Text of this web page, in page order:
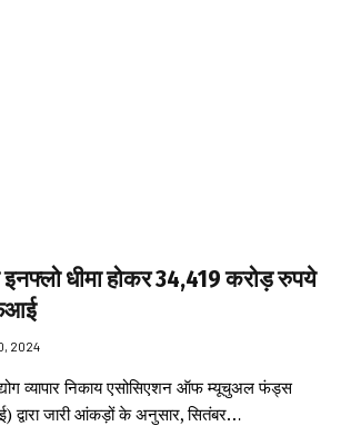
इनफ्लो धीमा होकर 34,419 करोड़ रुपये
2024
व्यापार निकाय एसोसिएशन ऑफ म्यूचुअल फंड्स
जारी आंकड़ों के अनुसार, सितंबर…